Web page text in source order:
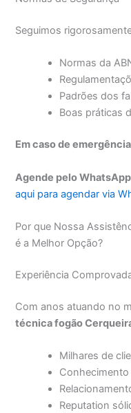
Seguimos
Normas da
Padrões dos
Boas práticas
Em caso de
Agende pelo
aqui para agendar via
Por que Nossa
é a Melhor Opção?
Experiência
Com anos atuando no
técnica fogão
Milhares de
Reputation